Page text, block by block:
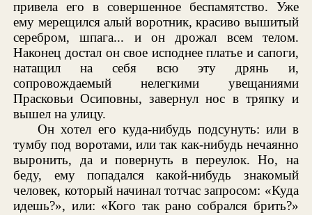
привела его в совершенное беспамятство. Уже
ему мерещился алый воротник, красиво вышитый
серебром, шпага... и он дрожал всем телом.
Наконец достал он свое исподнее платье и сапоги,
натащил на себя всю эту дрянь и,
сопровождаемый нелегкими увещаниями
Прасковьи Осиповны, завернул нос в тряпку и
вышел на улицу.
Он хотел его куда-нибудь подсунуть: или в
тумбу под воротами, или так как-нибудь нечаянно
выронить, да и повернуть в переулок. Но, на
беду, ему попадался какой-нибудь знакомый
человек, который начинал тотчас запросом: «Куда
идешь?», или: «Кого так рано собрался брить?»